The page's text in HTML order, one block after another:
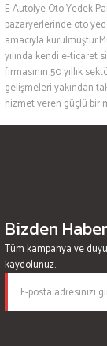
E-Autolye Oto Yedek
pazaryerlerinde oto
amacıyla
yılında kendi e-ticaret
firmasının 50 yıllık
gelişmeleri yakından
hizmet veren güçlü bir
Bizden
Tüm kampanya ve
kaydolunuz.